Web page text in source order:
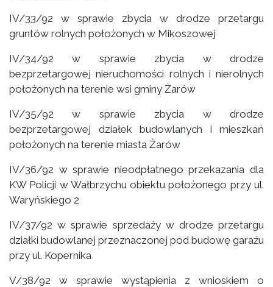
IV/33/92 w sprawie zbycia w drodze przetargu
gruntów rolnych położonych w Mikoszowej
IV/34/92 w sprawie zbycia w drodze
bezprzetargowej nieruchomości rolnych i nierolnych
położonych na terenie wsi gminy Żarów
IV/35/92 w sprawie zbycia w drodze
bezprzetargowej działek budowlanych i mieszkań
położonych na terenie miasta Żarów
IV/36/92 w sprawie nieodpłatnego przekazania dla
KW Policji w Wałbrzychu obiektu położonego przy ul.
Waryńskiego 2
IV/37/92 w sprawie sprzedaży w drodze przetargu
działki budowlanej przeznaczonej pod budowę garażu
przy ul. Kopernika
V/38/92 w sprawie wystąpienia z wnioskiem o